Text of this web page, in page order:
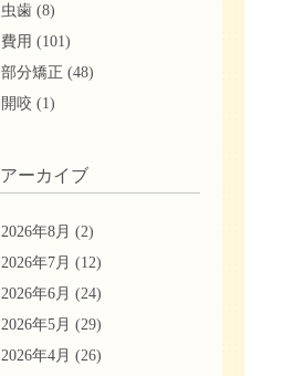
虫歯(8)
費用 (101)
部分矯正 (48)
開咬 (1)
アーカイブ
2026年8月 (2)
2026年7月 (12)
2026年6月 (24)
2026年5月 (29)
2026年4月 (26)